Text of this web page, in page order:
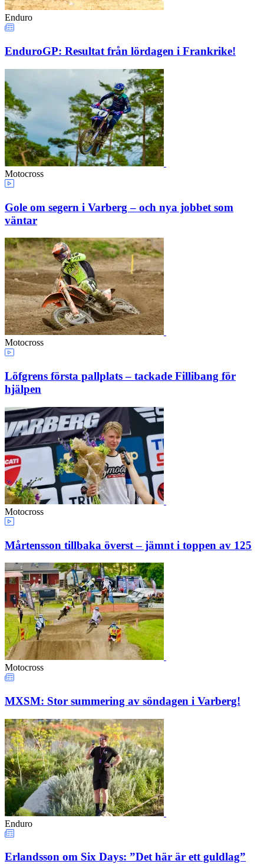
Enduro
EnduroGP: Resultat från lördagen i Frankrike!
Motocross
Gole om segern i Varberg – och nya jobbet som
väntar
Motocross
Löfgrens första pallplats – tackade Fillibang för
hjälpen
Motocross
Mårtensson tillbaka överst – jämnt i toppen av 125
Motocross
MXSM: Stor summering av söndagen i Varberg!
Enduro
Erlandsson om Six Days: ”Det här är ett guldlag”